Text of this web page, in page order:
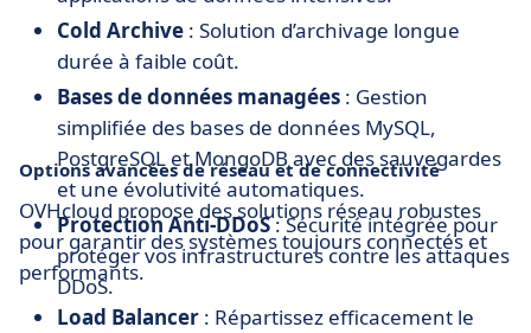
Cold Archive : Solution d’archivage longue
durée à faible coût.
Bases de données managées : Gestion
simplifiée des bases de données MySQL,
PostgreSQL et MongoDB avec des sauvegardes
et une évolutivité automatiques.
Protection Anti-DDoS: Sécurité intégrée pour
protéger vos infrastructures contre les attaques
DDoS.
Options avancées de réseau et de connectivité
OVHcloud propose des solutions réseau robustes
pour garantir des systèmes toujours connectés et
performants.
Load Balancer : Répartissez efficacement le